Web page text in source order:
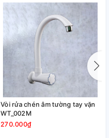
Vòi rửa chén âm tường tay vặn
WT_002M
270.000₫